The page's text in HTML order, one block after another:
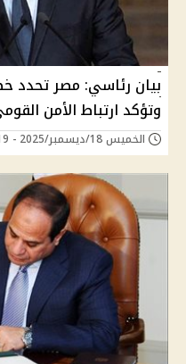
بيان رئاسي: مصر تحدد
وتؤكد ارتباط الأمن
الخميس 18/ديسمبر/2025 - 03:19 م